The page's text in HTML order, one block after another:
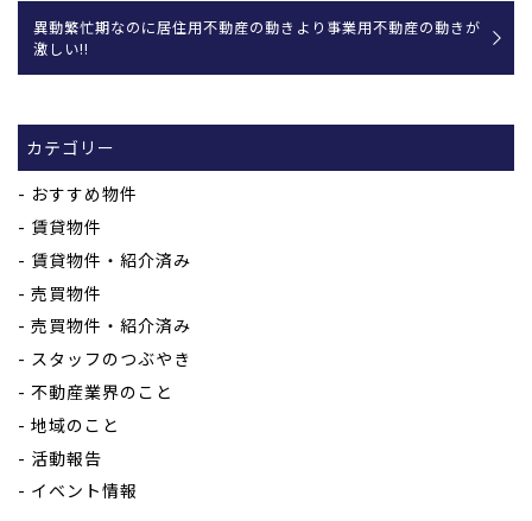
異動繁忙期なのに居住用不動産の動きより事業用不動産の動きが
激しい!!
カテゴリー
おすすめ物件
賃貸物件
賃貸物件・紹介済み
売買物件
売買物件・紹介済み
スタッフのつぶやき
不動産業界のこと
地域のこと
活動報告
イベント情報